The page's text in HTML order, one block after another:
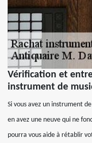
Vérification et
instrument de
Si vous avez un instrument
en avez une neuve qui ne
pourra vous aide à rétablir